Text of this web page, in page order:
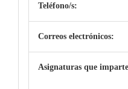
Teléfono/s:
Correos electrónicos:
Asignaturas que